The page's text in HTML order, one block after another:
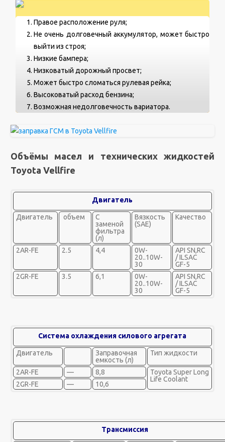
Правое расположение руля;
Не очень долговечный аккумулятор, может быстро
выйти из строя;
Низкие бампера;
Низковатый дорожный просвет;
Может быстро сломаться рулевая рейка;
Высоковатый расход бензина;
Возможная недолговечность вариатора.
Объёмы масел и технических жидкостей
Toyota Vellfire
Двигатель
Двигатель объем
С
заменой
фильтра
(л)
Вязкость
(SAE)
Качество
2AR-FE 2.5 4,4
0W-
20..10W-
30
API SN,RC
/ ILSAC
GF-5
2GR-FE
3.5 6,1
0W-
20..10W-
30
API SN,RC
/ ILSAC
GF-5
Система охлаждения силового агрегата
Двигатель
Заправочная
емкость (л)
Тип жидкости
2AR-FE — 8,8
Toyota Super Long
Life Coolant
2GR-FE — 10,6
Трансмиссия